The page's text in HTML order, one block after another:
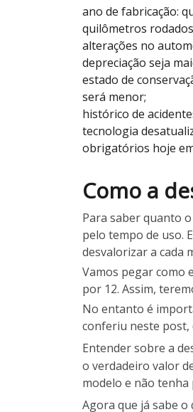
ano de fabricação:
quilômetros
alterações no
depreciação seja
estado de
será menor;
histórico de
tecnologia
obrigatórios hoje
Como a
Para saber quanto
pelo tempo de uso.
desvalorizar a cada
Vamos pegar como
por 12. Assim,
No entanto é
conferiu neste post,
Entender sobre a
o verdadeiro valor
modelo e não
Agora que já sabe o